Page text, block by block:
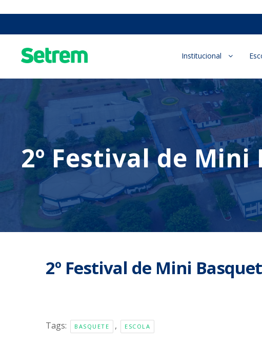
Institucional
2º Festival de
2º Festival de Mini
Tags: BASQUETE , ESCOLA